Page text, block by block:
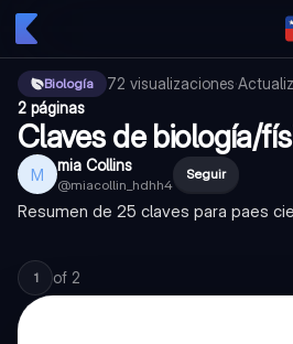
Biología 72 visualizaciones·
2 páginas
Claves de biología/
M mia Collins
@miacollin_hdhh4
Seguir
Resumen de 25 claves para paes
1 of 2